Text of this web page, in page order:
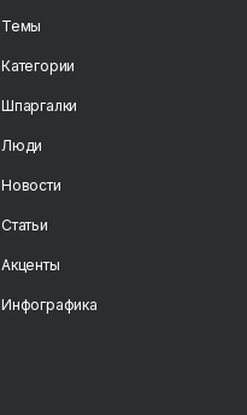
Темы
Категории
Шпаргалки
Люди
Новости
Статьи
Акценты
Инфографика